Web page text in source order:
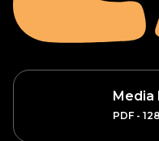
Media
PDF -